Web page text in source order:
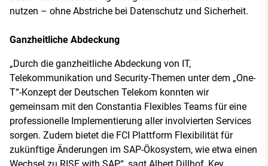
nutzen – ohne Abstriche bei Datenschutz und Sicherheit.
Ganzheitliche Abdeckung
„Durch die ganzheitliche Abdeckung von IT,
Telekommunikation und Security-Themen unter dem „One-
T“-Konzept der Deutschen Telekom konnten wir
gemeinsam mit den Constantia Flexibles Teams für eine
professionelle Implementierung aller involvierten Services
sorgen. Zudem bietet die FCI Plattform Flexibilität für
zukünftige Änderungen im SAP-Ökosystem, wie etwa einen
Wechsel zu RISE with SAP“, sagt Albert Dillhof, Key